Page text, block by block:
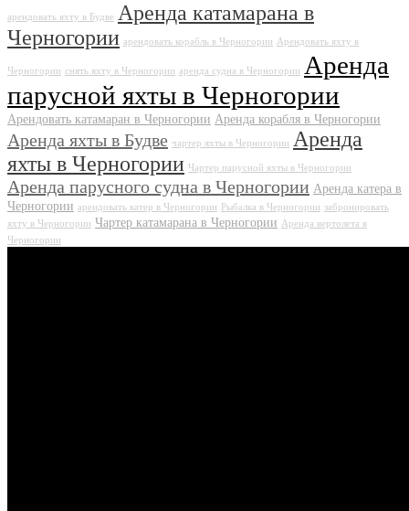
арендовать яхту в Будве
Аренда катамарана в
Черногории арендовать корабль в Черногории Арендовать яхту в
Черногории снять яхту в Черногории аренда судна в Черногории
Аренда
парусной яхты в Черногории
Арендовать катамаран в Черногории Аренда корабля в Черногории
Аренда яхты в Будве чартер яхты в Черногории
Аренда
яхты в Черногории Чартер парусной яхты в Черногории
Аренда парусного судна в Черногории Аренда катера в
Черногории арендовать катер в Черногории Рыбалка в Черногории забронировать
яхту в Черногории Чартер катамарана в Черногории Аренда вертолета в
Черногории